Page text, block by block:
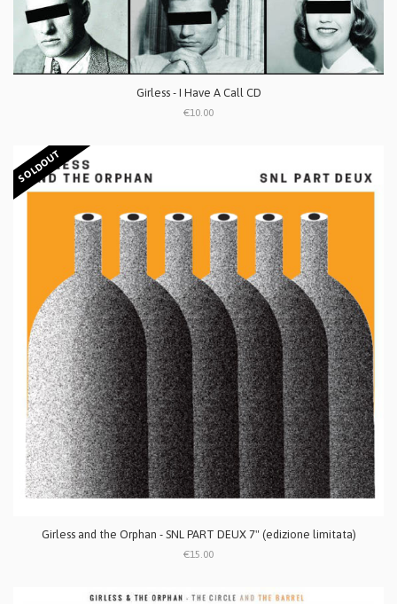
Girless - I Have A Call CD
€10.00
SOLDOUT
Girless and the Orphan - SNL PART DEUX 7" (edizione limitata)
€15.00